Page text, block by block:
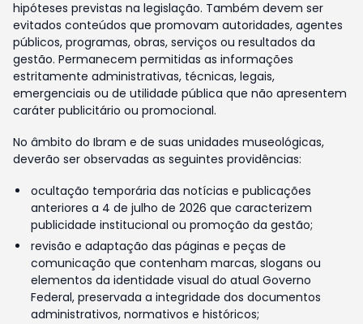
hipóteses previstas na legislação. Também devem ser
evitados conteúdos que promovam autoridades, agentes
públicos, programas, obras, serviços ou resultados da
gestão. Permanecem permitidas as informações
estritamente administrativas, técnicas, legais,
emergenciais ou de utilidade pública que não apresentem
caráter publicitário ou promocional.
No âmbito do Ibram e de suas unidades museológicas,
deverão ser observadas as seguintes providências:
ocultação temporária das notícias e publicações
anteriores a 4 de julho de 2026 que caracterizem
publicidade institucional ou promoção da gestão;
revisão e adaptação das páginas e peças de
comunicação que contenham marcas, slogans ou
elementos da identidade visual do atual Governo
Federal, preservada a integridade dos documentos
administrativos, normativos e históricos;